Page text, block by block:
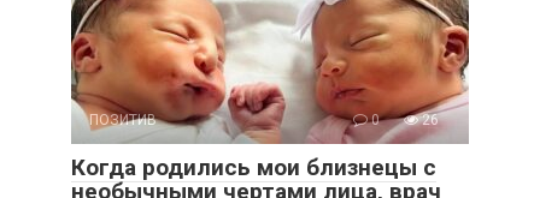
ПОЗИТИВ 0 26
Когда родились мои близнецы с
необычными чертами лица, врач